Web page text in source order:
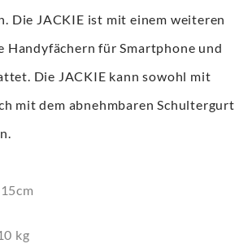
Die JACKIE ist mit einem weiteren
Handyfächern für Smartphone und
Die JACKIE kann sowohl mit
mit dem abnehmbaren Schultergurt
kg